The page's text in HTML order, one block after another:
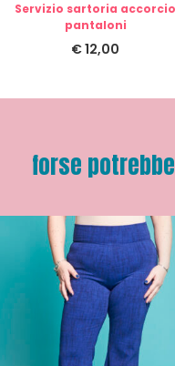
Servizio sartoria accorcio
pantaloni
€12,00
forse